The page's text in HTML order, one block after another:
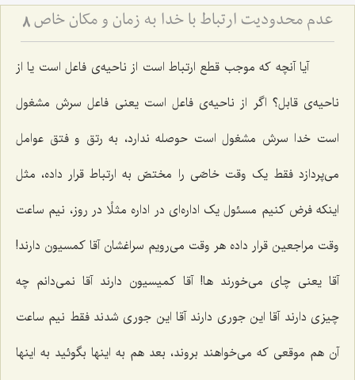
عدم محدودیت ارتباط با خدا به زمان و مكان خاص 8
آیا آنچه که موجب قطع ارتباط است از ناحیه‌ی فاعل است یا از
ناحیه‌ی قابل؟ اگر از ناحیه‌ی فاعل است یعنی فاعل سرش مشغول
است خدا سرش مشغول است حوصله ندارد، به رتق و فتق عوامل
می‌پردازد فقط یک وقت خاصّی را مختصّ به ارتباط قرار داده، مثل
اینکه فرض کنیم مسئول یک اداره‌ای‌ در اداره مثلًا در روز، نیم ساعت
وقت مراجعین قرار داده هر وقت می‌رویم سراغشان آقا کمسیون دارند!
آقا یعنی چای می‌خورند ها! آقا کمیسیون دارند آقا نمی‌دانم چه
چیزی دارند آقا این جوری دارند آقا این جوری شدند فقط نیم ساعت
آن هم موقعی که می‌خواهند بروند، بعد هم به اینها بگوئید به اینها